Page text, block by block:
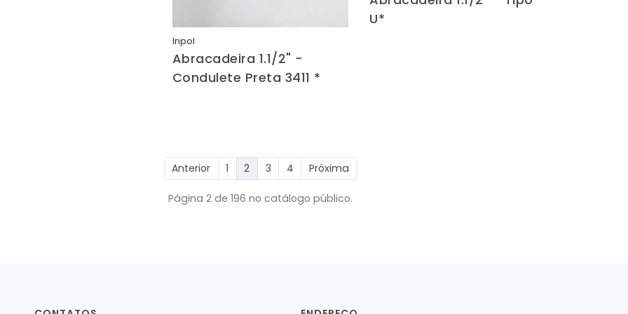
Inpol
Abracadeira 1.1/2" -
Condulete Preta 3411 *
U*
Anterior 1 2 3 4 Próxima
Página 2 de 196 no catálogo público.